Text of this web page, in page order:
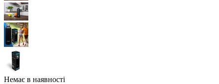
Немає в наявності